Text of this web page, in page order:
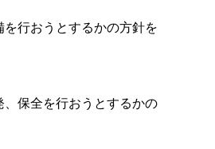
行おうとするかの方針を
保全を行おうとするかの